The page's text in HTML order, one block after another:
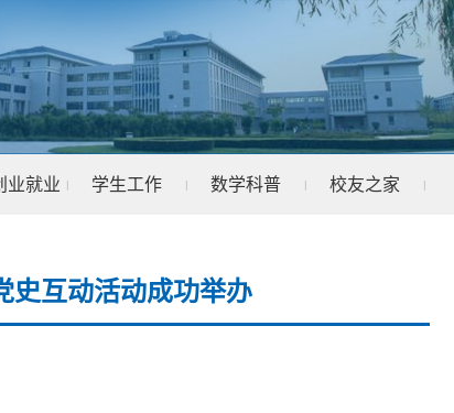
业就业 | 学生工作 | 数学科普 | 校友之家 |
史互动活动成功举办